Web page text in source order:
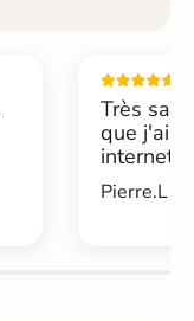
Très
que j'ai
internet....
Pierre.L -